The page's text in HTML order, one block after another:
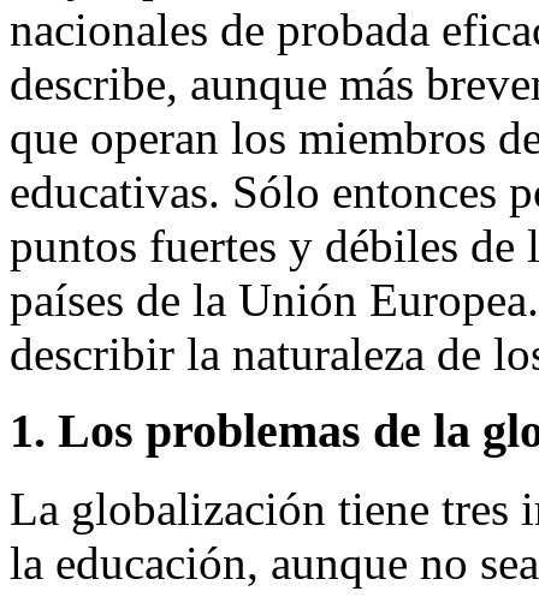
nacionales de probada
describe, aunque más
que operan los miembros
educativas. Sólo entonces
puntos fuertes y débiles de
países de la Unión
describir la naturaleza de
1. Los problemas de la
La globalización tiene tres
la educación, aunque no